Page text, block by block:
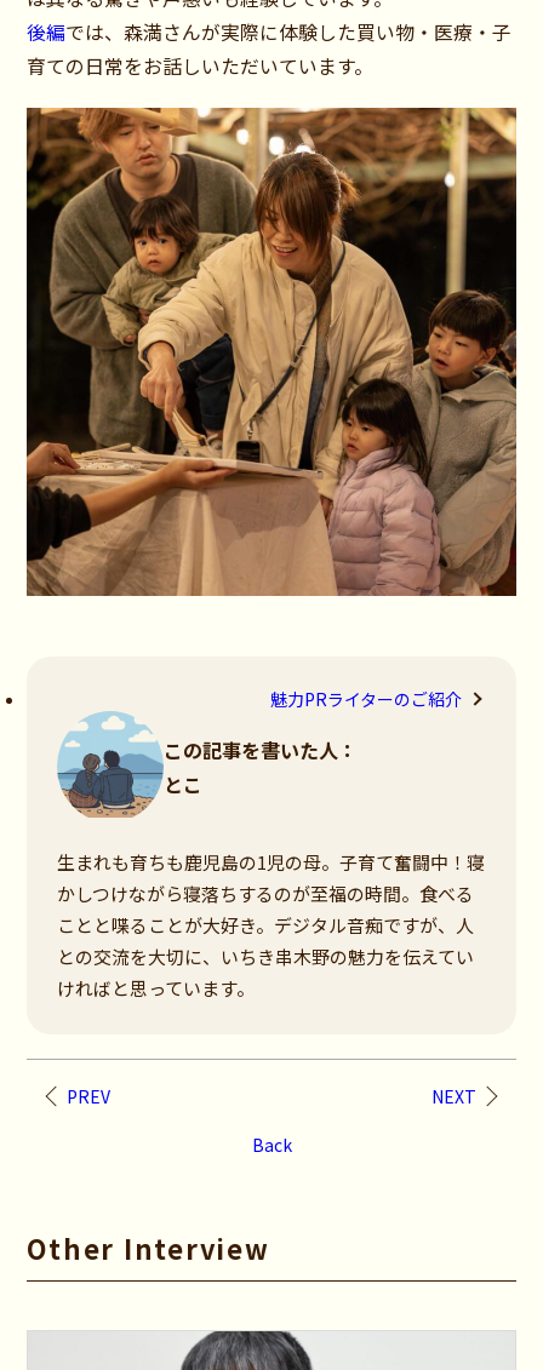
後編では、森満さんが実際に体験した買い物・医療・子
育ての日常をお話しいただいています。
魅力PRライターのご紹介
この記事を書いた人：
とこ
生まれも育ちも鹿児島の1児の母。子育て奮闘中！寝
かしつけながら寝落ちするのが至福の時間。食べる
ことと喋ることが大好き。デジタル音痴ですが、人
との交流を大切に、いちき串木野の魅力を伝えてい
ければと思っています。
PREV
NEXT
Back
Other Interview